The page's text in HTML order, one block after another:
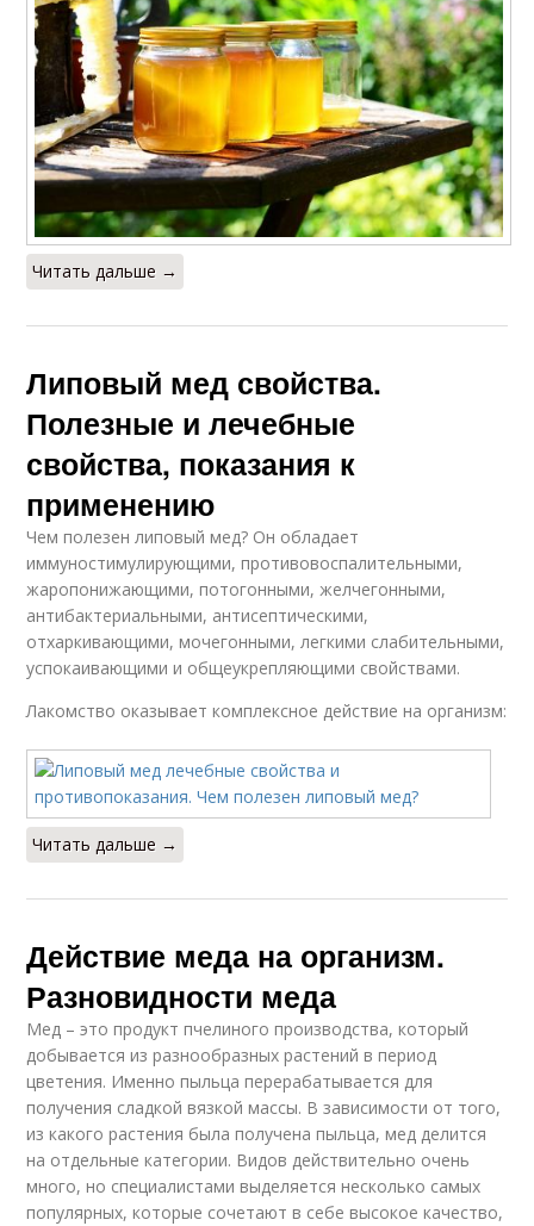
Читать дальше →
Липовый мед свойства.
Полезные и лечебные
свойства, показания к
применению
Чем полезен липовый мед? Он обладает
иммуностимулирующими, противовоспалительными,
жаропонижающими, потогонными, желчегонными,
антибактериальными, антисептическими,
отхаркивающими, мочегонными, легкими слабительными,
успокаивающими и общеукрепляющими свойствами.
Лакомство оказывает комплексное действие на организм:
Читать дальше →
Действие меда на организм.
Разновидности меда
Мед – это продукт пчелиного производства, который
добывается из разнообразных растений в период
цветения. Именно пыльца перерабатывается для
получения сладкой вязкой массы. В зависимости от того,
из какого растения была получена пыльца, мед делится
на отдельные категории. Видов действительно очень
много, но специалистами выделяется несколько самых
популярных, которые сочетают в себе высокое качество,